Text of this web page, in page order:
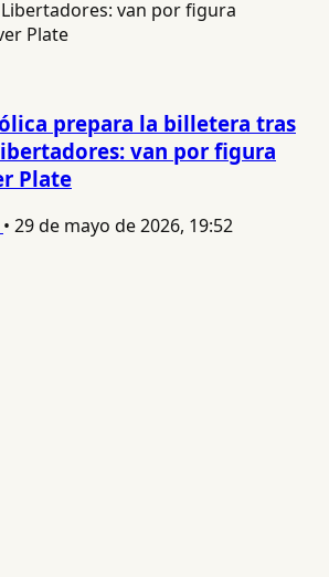
prepara la billetera tras
van por figura
Plate
• 29 de mayo de 2026, 19:52